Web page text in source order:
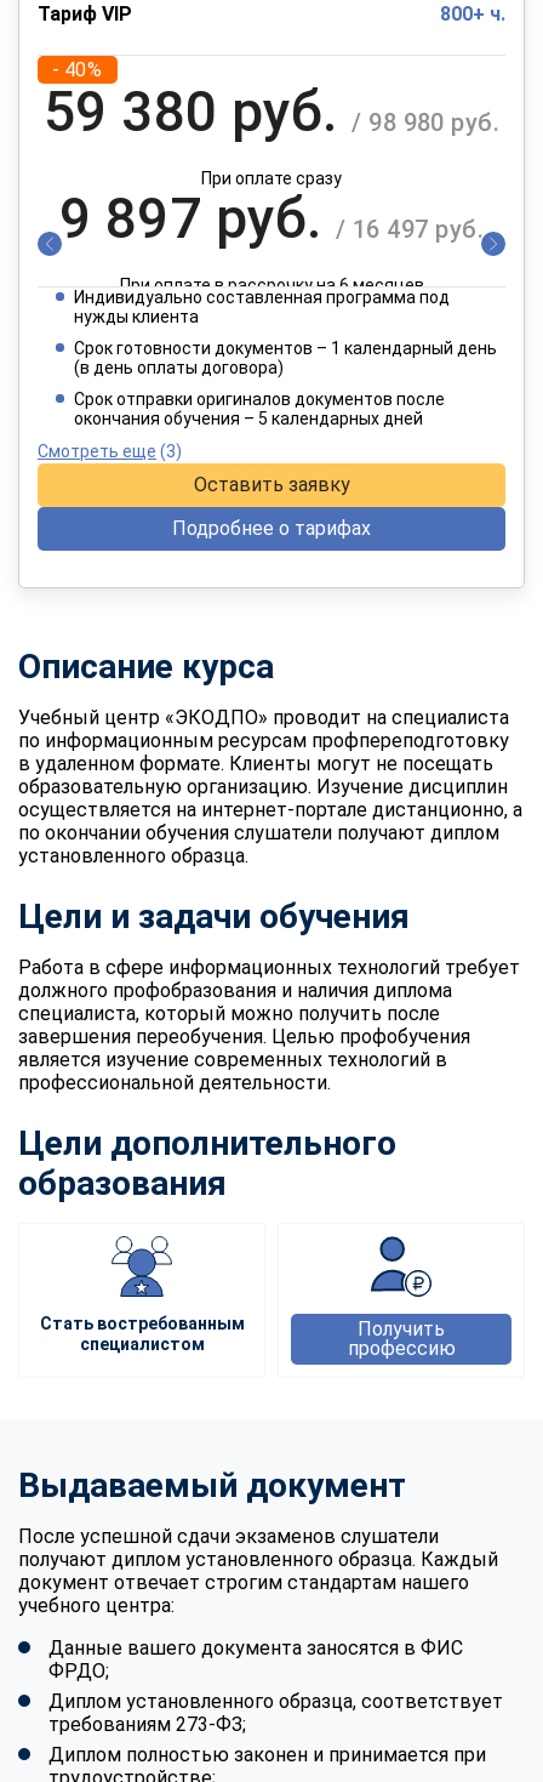
Тариф VIP 800+ ч.
- 40%
59 380 руб. / 98 980 руб.
При оплате сразу
9 897 руб. / 16 497 руб.
При оплате в рассрочку на 6 месяцев
4 949 руб. / 8 249 руб.
При оплате в рассрочку на 12 месяцев
Индивидуально составленная программа под
нужды клиента
Срок готовности документов – 1 календарный день
(в день оплаты договора)
Срок отправки оригиналов документов после
окончания обучения – 5 календарных дней
Смотреть еще (3)
Оставить заявку
Подробнее о тарифах
Описание курса
Учебный центр «ЭКОДПО» проводит на специалиста
по информационным ресурсам профпереподготовку
в удаленном формате. Клиенты могут не посещать
образовательную организацию. Изучение дисциплин
осуществляется на интернет-портале дистанционно, а
по окончании обучения слушатели получают диплом
установленного образца.
Цели и задачи обучения
Работа в сфере информационных технологий требует
должного профобразования и наличия диплома
специалиста, который можно получить после
завершения переобучения. Целью профобучения
является изучение современных технологий в
профессиональной деятельности.
Цели дополнительного
образования
Стать востребованным
специалистом
Получить
профессию
Выдаваемый документ
После успешной сдачи экзаменов слушатели
получают диплом установленного образца. Каждый
документ отвечает строгим стандартам нашего
учебного центра:
Данные вашего документа заносятся в ФИС
ФРДО;
Диплом установленного образца, соответствует
требованиям 273-ФЗ;
Диплом полностью законен и принимается при